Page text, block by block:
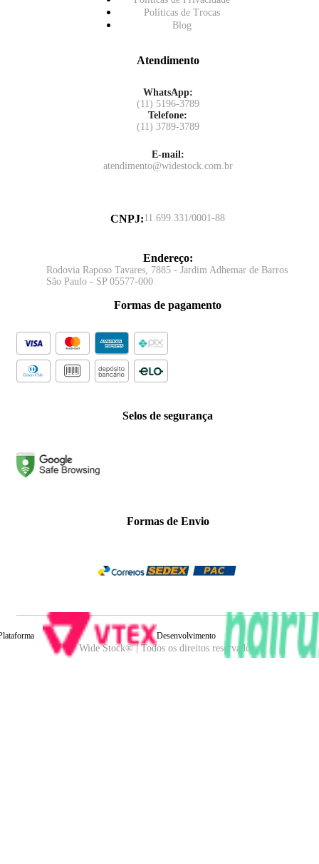
Políticas de Trocas
Blog
Atendimento
WhatsApp:
(11) 5196-3789
Telefone:
(11) 3789-3789
E-mail:
atendimento@widestock.com.br
CNPJ:11.699.331/0001-88
Endereço:
Rodovia Raposo Tavares, 7885 - Jardim Adhemar de Barros
São Paulo - SP 05577-000
Formas de pagamento
Selos de segurança
Formas de Envio
Wide Stock® | Todos os direitos reservados.
Desenvolvimento